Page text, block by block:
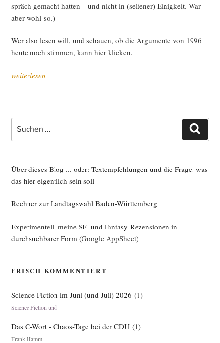
spräch gemacht hat­ten – und nicht in (sel­te­ner) Einig­keit. War
aber wohl so.)
Wer also lesen will, und schau­en, ob die Argu­men­te von 1996
heu­te noch stim­men, kann hier klicken.
„Gut
le
haben:
dienst­
de­
te“
weiterlesen
Suche
nach:
Über dieses Blog ... oder: Textempfehlungen und die Frage, was
das hier eigentlich sein soll
Rechner zur Landtagswahl Baden-Württemberg
Experimentell: meine SF- und Fantasy-Rezensionen in
durchsuchbarer Form (Google AppSheet)
FRISCH KOMMENTIERT
Science Fiction im Juni (und Juli) 2026 (1)
Science Fiction und
Das C-Wort - Chaos-Tage bei der CDU(1)
Frank Hamm